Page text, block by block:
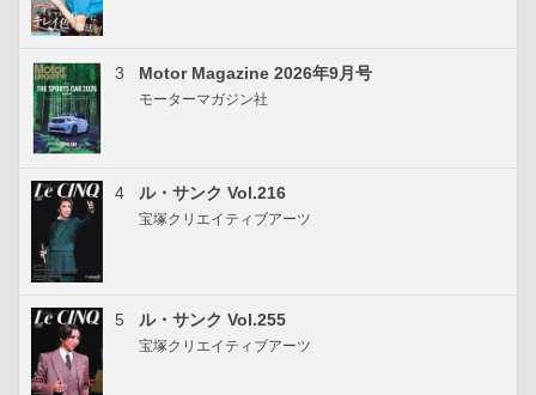
3 Motor Magazine 2026年9月号
モーターマガジン社
4 ル・サンク Vol.216
宝塚クリエイティブアーツ
5 ル・サンク Vol.255
宝塚クリエイティブアーツ